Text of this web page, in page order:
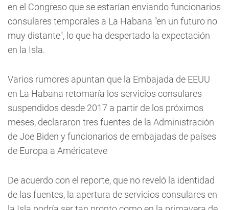
en el Congreso que se estarían enviando funcionarios
consulares temporales a La Habana "en un futuro no
muy distante", lo que ha despertado la expectación
en la Isla.
Varios rumores apuntan que la Embajada de EEUU
en La Habana retomaría los servicios consulares
suspendidos desde 2017 a partir de los próximos
meses, declararon tres fuentes de la Administración
de Joe Biden y funcionarios de embajadas de países
de Europa a Américateve
De acuerdo con el reporte, que no reveló la identidad
de las fuentes, la apertura de servicios consulares en